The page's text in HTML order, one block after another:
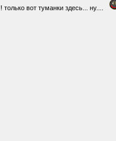
только вот туманки здесь... ну....